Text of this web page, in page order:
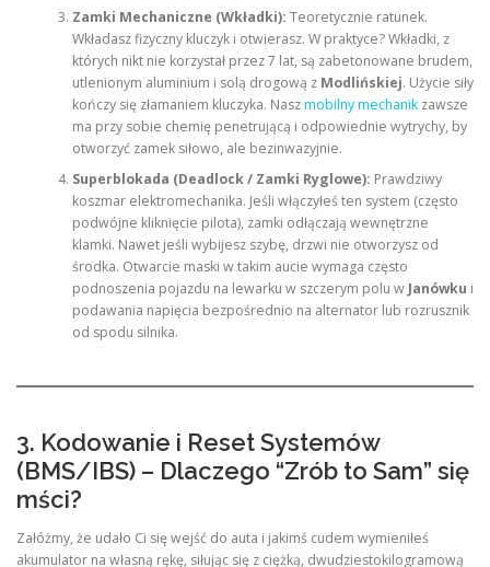
Zamki Mechaniczne (Wkładki): Teoretycznie ratunek.
Wkładasz fizyczny kluczyk i otwierasz. W praktyce? Wkładki, z
których nikt nie korzystał przez 7 lat, są zabetonowane brudem,
utlenionym aluminium i solą drogową z Modlińskiej. Użycie siły
kończy się złamaniem kluczyka. Naszmobilny mechanikzawsze
ma przy sobie chemię penetrującą i odpowiednie wytrychy, by
otworzyć zamek siłowo, ale bezinwazyjnie.
Superblokada (Deadlock / Zamki Ryglowe): Prawdziwy
koszmar elektromechanika. Jeśli włączyłeś ten system (często
podwójne kliknięcie pilota), zamki odłączają wewnętrzne
klamki. Nawet jeśli wybijesz szybę, drzwi nie otworzysz od
środka. Otwarcie maski w takim aucie wymaga często
podnoszenia pojazdu na lewarku w szczerym polu w Janówku i
podawania napięcia bezpośrednio na alternator lub rozrusznik
od spodu silnika.
3. Kodowanie i Reset Systemów
(BMS/IBS) – Dlaczego “Zrób to Sam” się
mści?
Załóżmy, że udało Ci się wejść do auta i jakimś cudem wymieniłeś
akumulator na własną rękę, siłując się z ciężką, dwudziestokilogramową